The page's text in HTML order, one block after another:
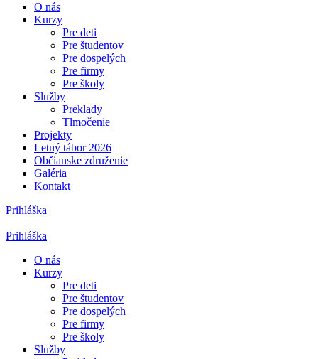
O nás
Kurzy
Pre deti
Pre študentov
Pre dospelých
Pre firmy
Pre školy
Služby
Preklady
Tlmočenie
Projekty
Letný tábor 2026
Občianske združenie
Galéria
Kontakt
Prihláška
Prihláška
O nás
Kurzy
Pre deti
Pre študentov
Pre dospelých
Pre firmy
Pre školy
Služby